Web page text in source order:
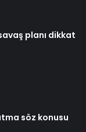
planı dikkat
söz konusu